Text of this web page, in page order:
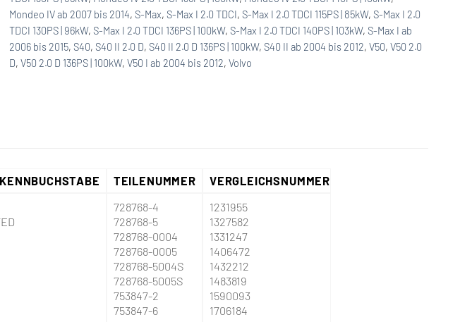
Mondeo IV ab 2007 bis 2014, S-Max, S-Max I 2.0 TDCI, S-Max I 2.0 TDCI 115PS | 85kW, S-Max I 2.0
TDCI 130PS | 96kW, S-Max I 2.0 TDCI 136PS | 100kW, S-Max I 2.0 TDCI 140PS | 103kW, S-Max I ab
2006 bis 2015, S40, S40 II 2.0 D, S40 II 2.0 D 136PS | 100kW, S40 II ab 2004 bis 2012, V50, V50 2.0
D, V50 2.0 D 136PS | 100kW, V50 I ab 2004 bis 2012, Volvo
TEILENUMMER
VERGLEICHSNUMMER
728768-4
728768-5
728768-0004
728768-0005
728768-5004S
728768-5005S
753847-2
753847-6
1231955
1327582
1331247
1406472
1432212
1483819
1590093
1706184